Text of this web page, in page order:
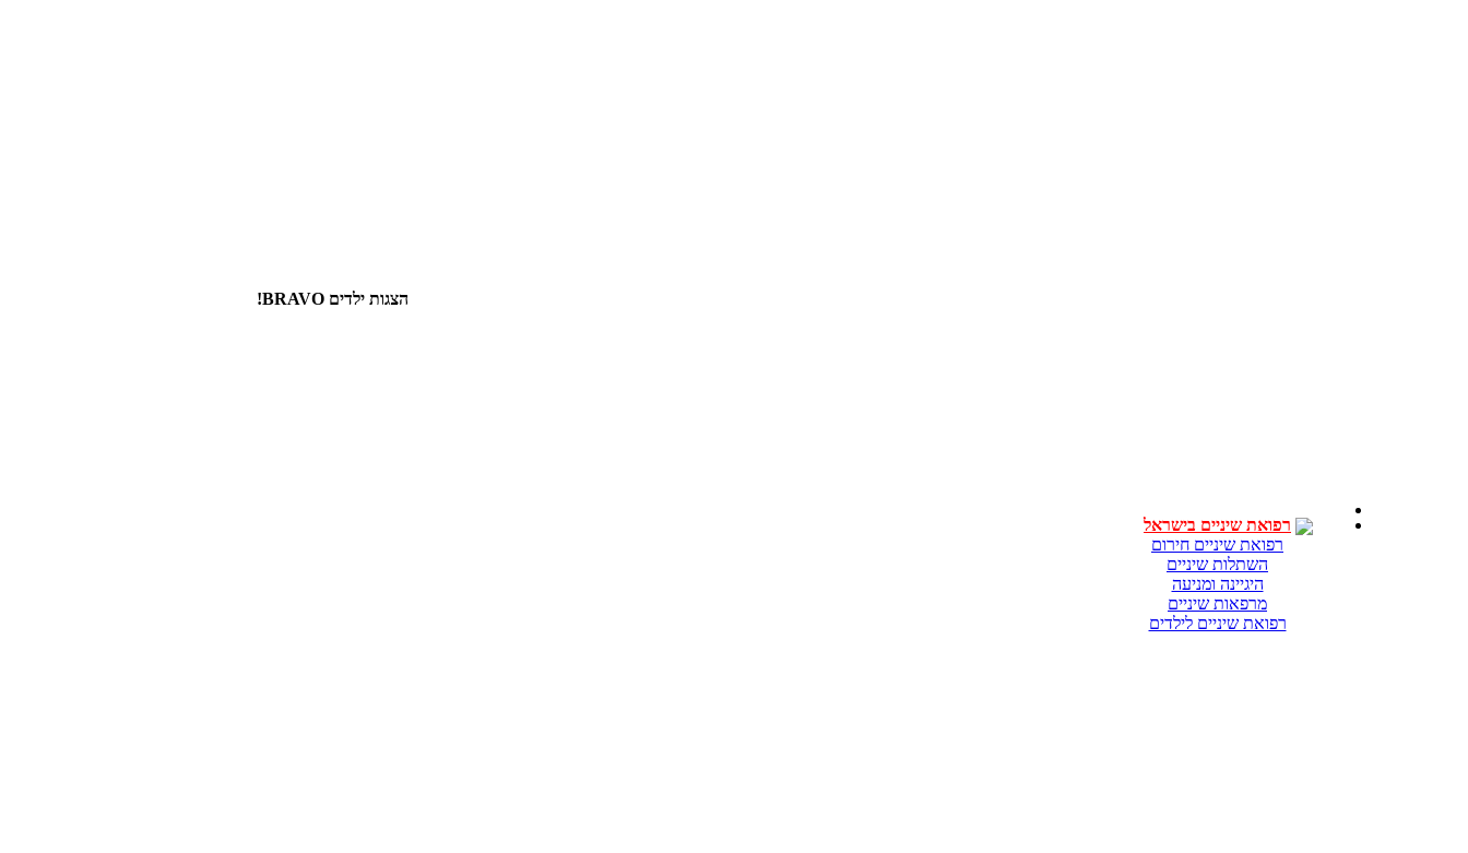
רפואת שיניים בישראל
רפואת שיניים חירום
השתלות שיניים
היגיינה ומניעה
מרפאות שיניים
רפואת שיניים לילדים
הצגות ילדים BRAVO!